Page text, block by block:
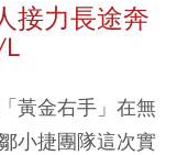
接力長途奔
黃金右手」在無
小捷團隊這次實